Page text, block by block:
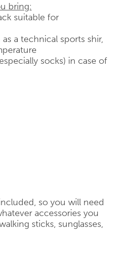
bring:
suitable for
a technical sports shir,
socks) in case of
so you will need
accessories you
sticks, sunglasses,